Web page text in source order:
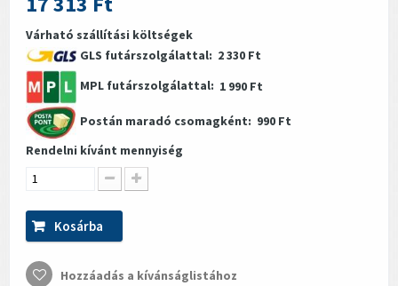
Várható szállítási költségek
GLS futárszolgálattal: 2 330 Ft
MPL futárszolgálattal: 1 990 Ft
Postán maradó csomagként: 990 Ft
Rendelni kívánt mennyiség
Kosárba
Hozzáadás a kívánságlistához